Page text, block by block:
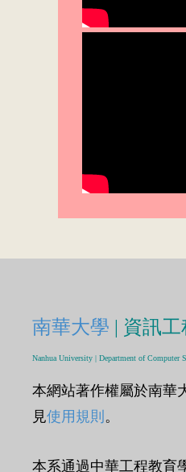
南華大學 | 資訊
Nanhua University | Department of Computer
本網站著作權屬於南華
見使用規則 。
本系通過中華工程教育